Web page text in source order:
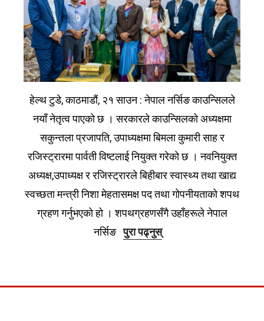
हेल्थ टुडे, काठमाडौं, २१ साउन : नेपाल नर्सिङ काउन्सिलले
नयाँ नेतृत्व पाएको छ । सरकारले काउन्सिलको अध्यक्षमा
सकुन्तला प्रजापति, उपाध्यक्षमा बिमला कुमारी साह र
रजिस्ट्रारमा पार्वती विष्टलाई नियुक्त गरेको छ । नवनियुक्त
अध्यक्ष,उपाध्यक्ष र रजिस्ट्रारले बिहीबार स्वास्थ्य तथा खाद्य
स्वच्छता मन्त्री निशा मेहतासमक्ष पद तथा गोपनीयताको शपथ
ग्रहण गर्नुभएको हो । शपथग्रहणसँगै उहाँहरूले नेपाल
नर्सिङपुरा पढ्नुस्